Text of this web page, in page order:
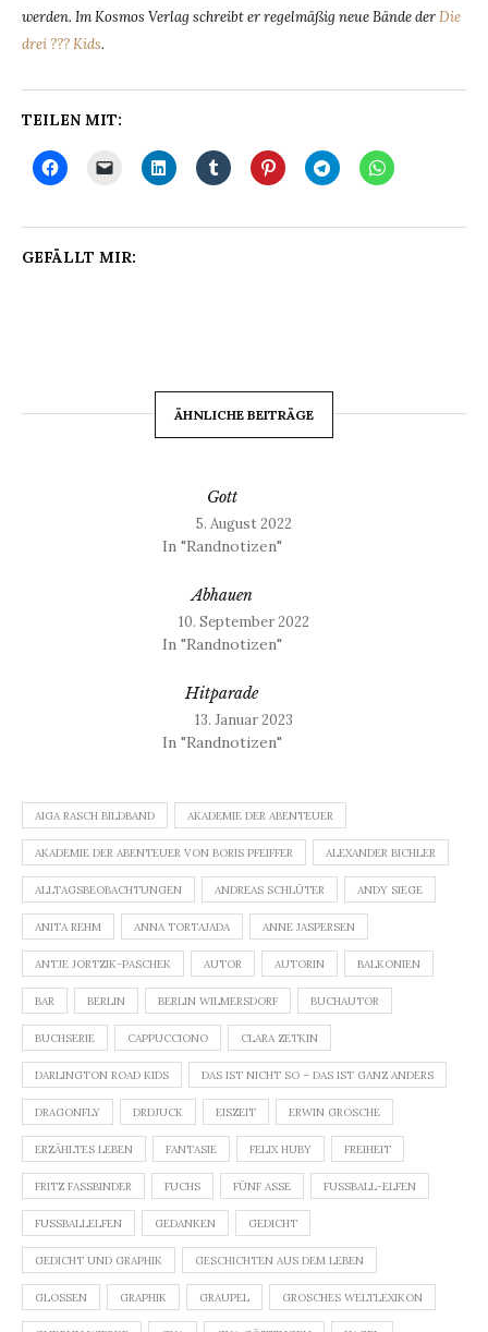
werden. Im Kosmos Verlag schreibt er regelmäßig neue Bände derDie
drei ??? Kids.
TEILEN MIT:
GEFÄLLT MIR:
ÄHNLICHE BEITRÄGE
Gott
5. August 2022
In "Randnotizen"
Abhauen
10. September 2022
In "Randnotizen"
Hitparade
13. Januar 2023
In "Randnotizen"
AIGA RASCH BILDBAND AKADEMIE DER ABENTEUER
AKADEMIE DER ABENTEUER VON BORIS PFEIFFER ALEXANDER BICHLER
ALLTAGSBEOBACHTUNGEN ANDREAS SCHLÜTER ANDY SIEGE
ANITA REHM ANNA TORTAJADA ANNE JASPERSEN
ANTJE JORTZIK-PASCHEK AUTOR AUTORIN BALKONIEN
BAR BERLIN BERLIN WILMERSDORF BUCHAUTOR
BUCHSERIE CAPPUCCIONO CLARA ZETKIN
DARLINGTON ROAD KIDS DAS IST NICHT SO – DAS IST GANZ ANDERS
DRAGONFLY DRDJUCK EISZEIT ERWIN GROSCHE
ERZÄHLTES LEBEN FANTASIE FELIX HUBY FREIHEIT
FRITZ FASSBINDER FUCHS FÜNF ASSE FUSSBALL-ELFEN
FUSSBALLELFEN GEDANKEN GEDICHT
GEDICHT UND GRAPHIK GESCHICHTEN AUS DEM LEBEN
GLOSSEN GRAPHIK GRAUPEL GROSCHES WELTLEXIKON